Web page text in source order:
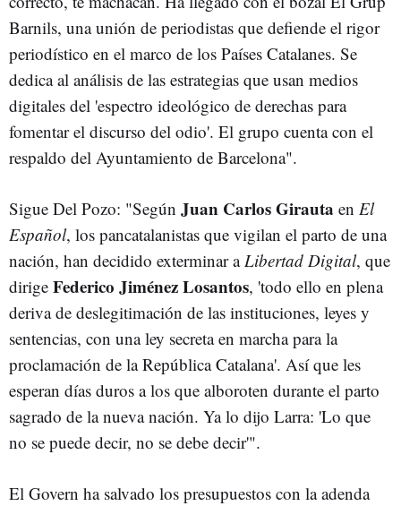
Barnils, una unión de periodistas que defiende el rigor
periodístico en el marco de los Países Catalanes. Se
dedica al análisis de las estrategias que usan medios
digitales del 'espectro ideológico de derechas para
fomentar el discurso del odio'. El grupo cuenta con el
respaldo del Ayuntamiento de Barcelona".
Sigue Del Pozo: "Según Juan Carlos Girauta en El
Español, los pancatalanistas que vigilan el parto de una
nación, han decidido exterminar a Libertad Digital, que
dirige Federico Jiménez Losantos, 'todo ello en plena
deriva de deslegitimación de las instituciones, leyes y
sentencias, con una ley secreta en marcha para la
proclamación de la República Catalana'. Así que les
esperan días duros a los que alboroten durante el parto
sagrado de la nueva nación. Ya lo dijo Larra: 'Lo que
no se puede decir, no se debe decir'".
El Govern ha salvado los presupuestos con la adenda